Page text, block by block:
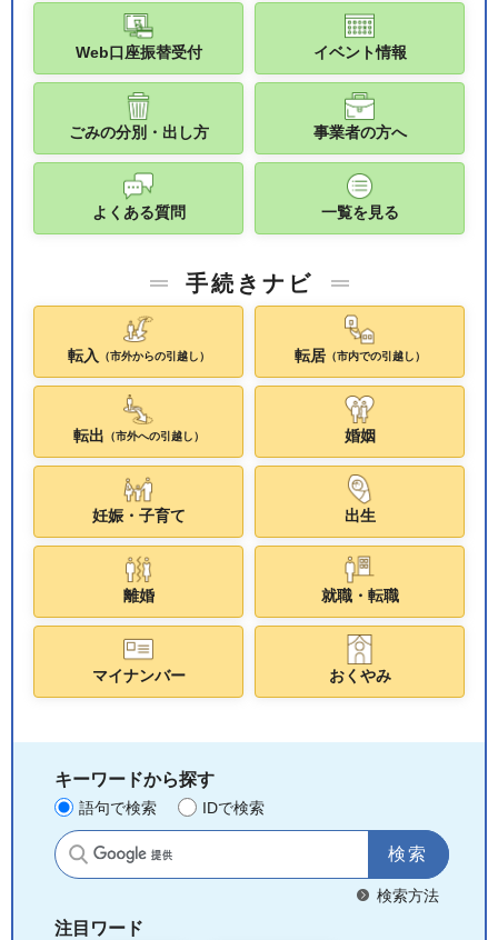
Web口座振替受付 イベント情報
ごみの分別・出し方 事業者の方へ
よくある質問 一覧を見る
手続きナビ
転入 （市外からの引越し） 転居（市内での引越し）
転出 （市外への引越し） 婚姻
妊娠・子育て 出生
離婚 就職・転職
マイナンバー おくやみ
キーワードから探す
語句で検索 IDで検索
サイト内検索
検索方法
注目ワード